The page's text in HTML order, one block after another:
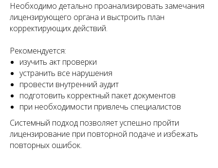
Необходимо детально проанализировать замечания
лицензирующего органа и выстроить план
корректирующих действий.
Рекомендуется:
изучить акт проверки
устранить все нарушения
провести внутренний аудит
подготовить корректный пакет документов
при необходимости привлечь специалистов
Системный подход позволяет успешно пройти
лицензирование при повторной подаче и избежать
повторных ошибок.
оставьте заявку — мы перезвоним вам в
ближайшее время
Запишитесь
на консультацию
Онлайн
консультация
+7 (495) 188-17-82